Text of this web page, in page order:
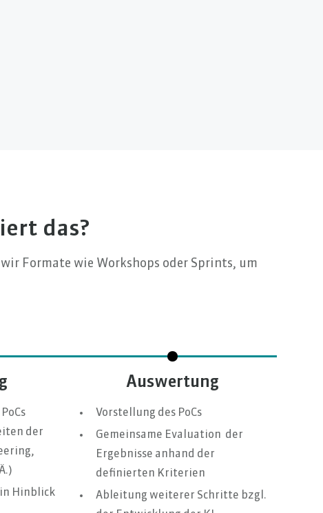
das?
Formate wie Workshops oder Sprints, um
der
Hinblick
Auswertung
Vorstellung des PoCs
Gemeinsame Evaluation der
Ergebnisse anhand der
definierten Kriterien
Ableitung weiterer Schritte bzgl.